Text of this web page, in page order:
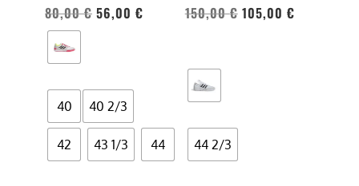
80,00€ 56,00 €
40 40 2/3
42 43 1/3 44
essere
scelte
nella
del
prodotto
150,00€ 105,00 €
44 2/3
essere
pagina
del